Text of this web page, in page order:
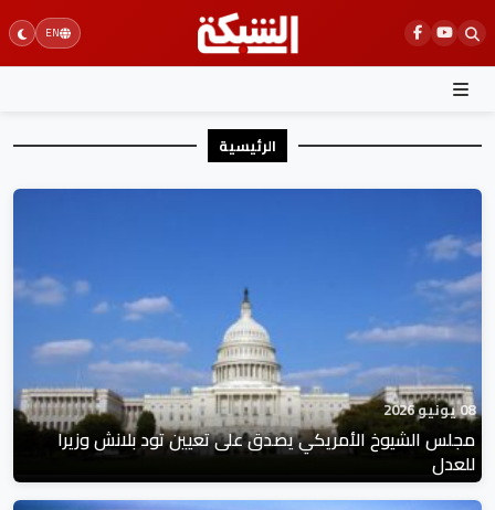
Skip
to
content
EN
الرئيسية
08 يونيو 2026
مجلس الشيوخ الأمريكي يصدق على تعيين تود بلانش وزيرا
للعدل